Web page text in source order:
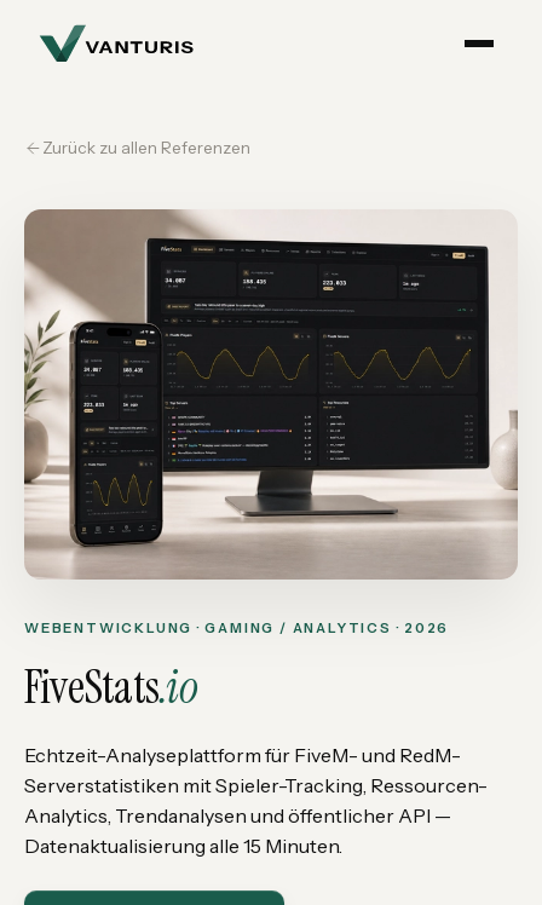
Zurück zu allen Referenzen
WEBENTWICKLUNG · GAMING / ANALYTICS · 2026
FiveStats.io
Echtzeit-Analyseplattform für FiveM- und RedM-
Serverstatistiken mit Spieler-Tracking, Ressourcen-
Analytics, Trendanalysen und öffentlicher API —
Datenaktualisierung alle 15 Minuten.